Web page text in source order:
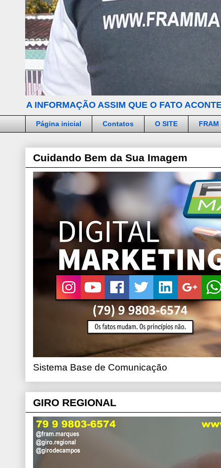
A INFORMAÇÃO ASSIM QUE O FATO
Página inicial Contatos O SITE FRAM
Cuidando Bem da Sua Imagem
Sistema Base de Comunicação
GIRO REGIONAL